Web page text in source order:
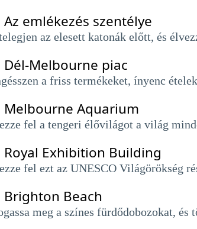
Az emlékezés szentélye
az elesett katonák előtt, és
Dél-Melbourne piac
a friss termékeket, ínyenc
Melbourne Aquarium
fel a tengeri élővilágot a világ
Royal Exhibition Building
fel ezt az UNESCO Világörökség
Brighton Beach
meg a színes fürdődobozokat,